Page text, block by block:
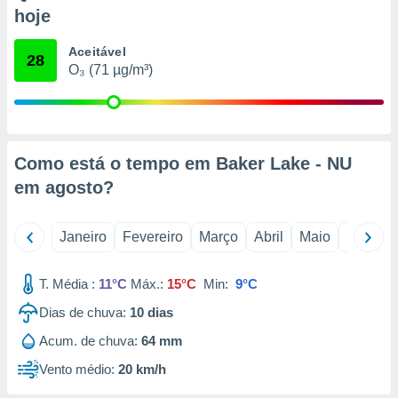
qual se
tal,
ou opor-
qualquer
de
ou aceder
num
para
hoje
28 Aceitável
O₃ (71 µg/m³)
Como está o tempo em Baker Lake - NU
em agosto?
Janeiro Fevereiro Março Abril Maio Junho
T. Média : 11°C Máx.: 15°C Min: 9°C
Dias de chuva: 10 dias
Acum. de chuva: 64 mm
Vento médio: 20 km/h